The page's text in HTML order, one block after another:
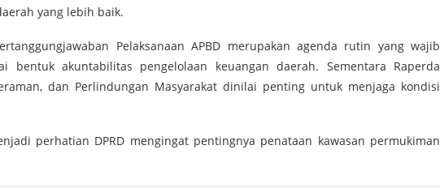
yang lebih baik.
Pelaksanaan APBD merupakan agenda rutin yang wajib
bentuk akuntabilitas pengelolaan keuangan daerah. Sementara Raperda
dan Perlindungan Masyarakat dinilai penting untuk menjaga kondisi
perhatian DPRD mengingat pentingnya penataan kawasan permukiman